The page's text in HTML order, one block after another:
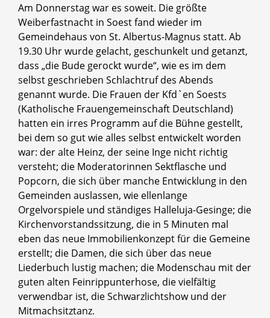
Am Donnerstag war es soweit. Die größte
Weiberfastnacht in Soest fand wieder im
Gemeindehaus von St. Albertus-Magnus statt. Ab
19.30 Uhr wurde gelacht, geschunkelt und getanzt,
dass „die Bude gerockt wurde“, wie es im dem
selbst geschrieben Schlachtruf des Abends
genannt wurde. Die Frauen der Kfd`en Soests
(Katholische Frauengemeinschaft Deutschland)
hatten ein irres Programm auf die Bühne gestellt,
bei dem so gut wie alles selbst entwickelt worden
war: der alte Heinz, der seine Inge nicht richtig
versteht; die Moderatorinnen Sektflasche und
Popcorn, die sich über manche Entwicklung in den
Gemeinden auslassen, wie ellenlange
Orgelvorspiele und ständiges Halleluja-Gesinge; die
Kirchenvorstandssitzung, die in 5 Minuten mal
eben das neue Immobilienkonzept für die Gemeine
erstellt; die Damen, die sich über das neue
Liederbuch lustig machen; die Modenschau mit der
guten alten Feinrippunterhose, die vielfältig
verwendbar ist, die Schwarzlichtshow und der
Mitmachsitztanz.